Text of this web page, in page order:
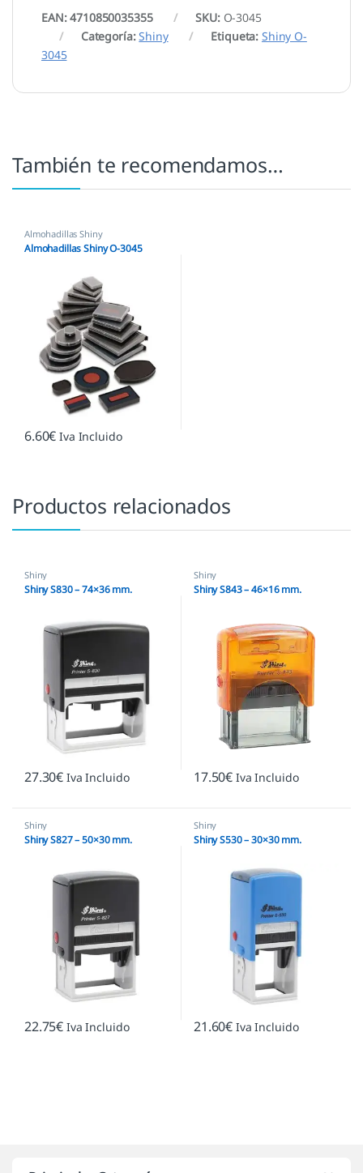
EAN: 4710850035355 SKU: O-3045
Categoría:Shiny Etiqueta: Shiny O-
3045
También te recomendamos…
Almohadillas Shiny
Almohadillas Shiny O-3045
6.60€ Iva Incluido
Productos relacionados
Shiny
Shiny S830 – 74×36 mm.
27.30€ Iva Incluido
Shiny
Shiny S843 – 46×16 mm.
17.50€ Iva Incluido
Shiny
Shiny S827 – 50×30 mm.
22.75€ Iva Incluido
Shiny
Shiny S530 – 30×30 mm.
21.60€ Iva Incluido